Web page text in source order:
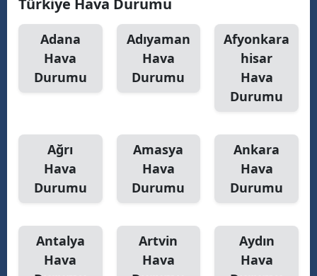
Rize
Sakarya
Samsun
Sinop
Sivas
Türkiye Hava Durumu
Adana
Hava
Durumu
Adıyaman
Hava
Durumu
Afyonkara
hisar
Hava
Durumu
Ağrı
Hava
Durumu
Amasya
Hava
Durumu
Ankara
Hava
Durumu
Antalya
Hava
Artvin
Hava
Aydın
Hava